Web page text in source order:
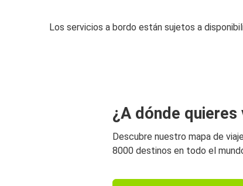
Los servicios a bordo están sujetos a
¿A dónde quieres
Descubre nuestro mapa de
8000 destinos en todo el